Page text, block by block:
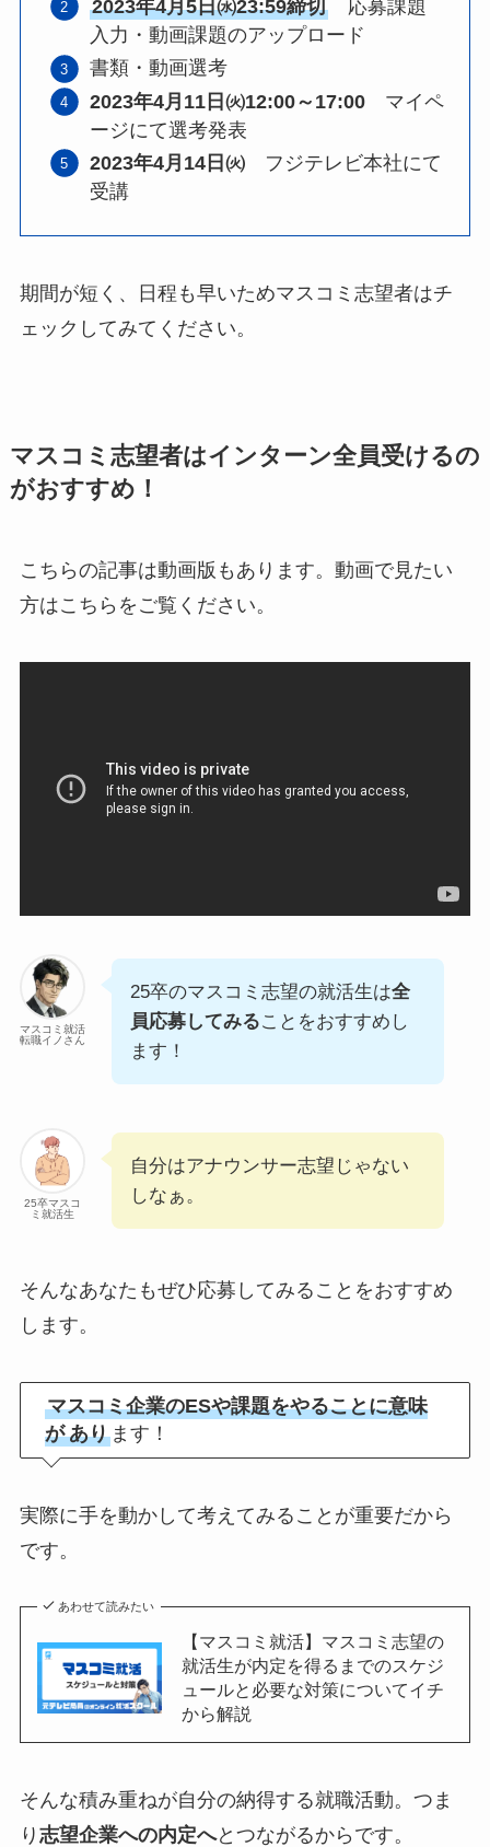
2023年4月5日㈬23:59締切応募課題
入力・動画課題のアップロード
書類・動画選考
2023年4月11日㈫12:00～17:00マイペ
ージにて選考発表
2023年4月14日㈫フジテレビ本社にて
受講
期間が短く、日程も早いためマスコミ志望者はチ
ェックしてみてください。
マスコミ志望者はインターン全員受けるの
がおすすめ！
こちらの記事は動画版もあります。動画で見たい
方はこちらをご覧ください。
マスコミ就活
転職イノさん
25卒のマスコミ志望の就活生は全
員応募してみることをおすすめし
ます！
25卒マスコ
ミ就活生
自分はアナウンサー志望じゃない
しなぁ。
そんなあなたもぜひ応募してみることをおすすめ
します。
マスコミ企業のESや課題をやることに意味
が あり ます！
実際に手を動かして考えてみることが重要だから
です。
あわせて読みたい
【マスコミ就活】マスコミ志望の
就活生が内定を得るまでのスケジ
ュールと必要な対策についてイチ
から解説
そんな積み重ねが自分の納得する就職活動。つま
り 志望企業への内定へとつながるからです。